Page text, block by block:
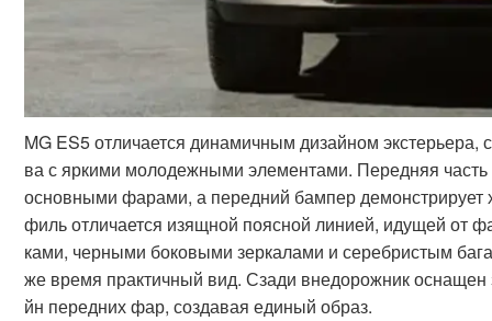
MG ES5 отличается динамичным дизайном
ва с яркими молодежными элементами. Передняя
основными фарами, а передний бампер демонстрирует
филь отличается изящной поясной линией, идущей от
ками, черными боковыми зеркалами и серебристым
же время практичный вид. Сзади внедорожник
йн передних фар, создавая единый образ.